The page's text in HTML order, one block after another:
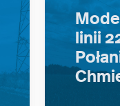
linii